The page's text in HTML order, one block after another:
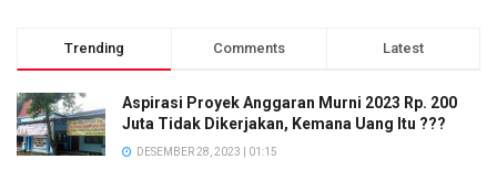
Trending Comments Latest
Aspirasi Proyek Anggaran Murni 2023 Rp. 200
Juta Tidak Dikerjakan, Kemana Uang Itu ???
DESEMBER 28, 2023 | 01:15